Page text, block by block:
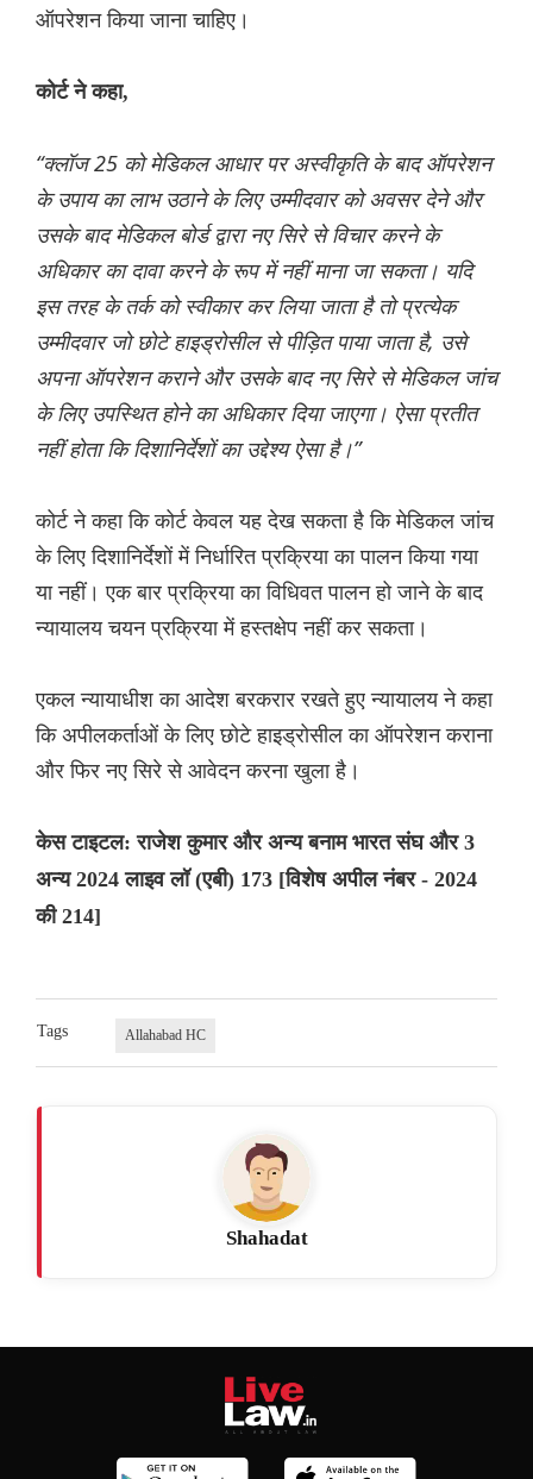
ऑपरेशन किया जाना चाहिए।
कोर्ट ने कहा,
“क्लॉज 25 को मेडिकल आधार पर अस्वीकृति के बाद ऑपरेशन
के उपाय का लाभ उठाने के लिए उम्मीदवार को अवसर देने और
उसके बाद मेडिकल बोर्ड द्वारा नए सिरे से विचार करने के
अधिकार का दावा करने के रूप में नहीं माना जा सकता। यदि
इस तरह के तर्क को स्वीकार कर लिया जाता है तो प्रत्येक
उम्मीदवार जो छोटे हाइड्रोसील से पीड़ित पाया जाता है, उसे
अपना ऑपरेशन कराने और उसके बाद नए सिरे से मेडिकल जांच
के लिए उपस्थित होने का अधिकार दिया जाएगा। ऐसा प्रतीत
नहीं होता कि दिशानिर्देशों का उद्देश्य ऐसा है।”
कोर्ट ने कहा कि कोर्ट केवल यह देख सकता है कि मेडिकल जांच
के लिए दिशानिर्देशों में निर्धारित प्रक्रिया का पालन किया गया
या नहीं। एक बार प्रक्रिया का विधिवत पालन हो जाने के बाद
न्यायालय चयन प्रक्रिया में हस्तक्षेप नहीं कर सकता।
एकल न्यायाधीश का आदेश बरकरार रखते हुए न्यायालय ने कहा
कि अपीलकर्ताओं के लिए छोटे हाइड्रोसील का ऑपरेशन कराना
और फिर नए सिरे से आवेदन करना खुला है।
केस टाइटल: राजेश कुमार और अन्य बनाम भारत संघ और 3
अन्य 2024 लाइव लॉ (एबी) 173 [विशेष अपील नंबर - 2024
की 214]
Tags Allahabad HC
Shahadat